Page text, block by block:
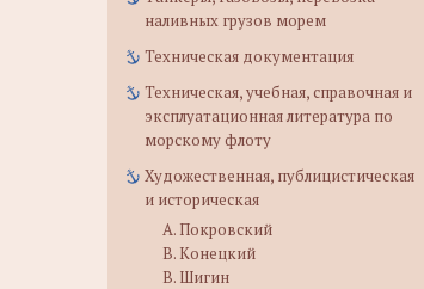
наливных грузов морем
Техническая документация
Техническая, учебная, справочная и
эксплуатационная литература по
морскому флоту
Художественная, публицистическая
и историческая
А. Покровский
В. Конецкий
В. Шигин